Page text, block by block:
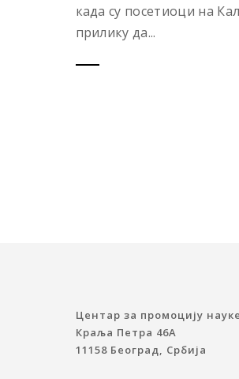
када су посетиоци на
прилику да...
Центар за промоцију науке
Краља Петра 46A
11158 Београд, Србија